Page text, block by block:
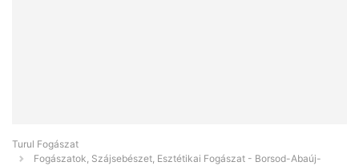
Turul Fogászat
Fogászatok, Szájsebészet, Esztétikai Fogászat - Borsod-Abaúj-